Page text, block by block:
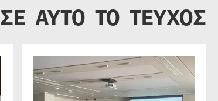
ΣΕ ΑΥΤΟ ΤΟ ΤΕΥΧΟΣ